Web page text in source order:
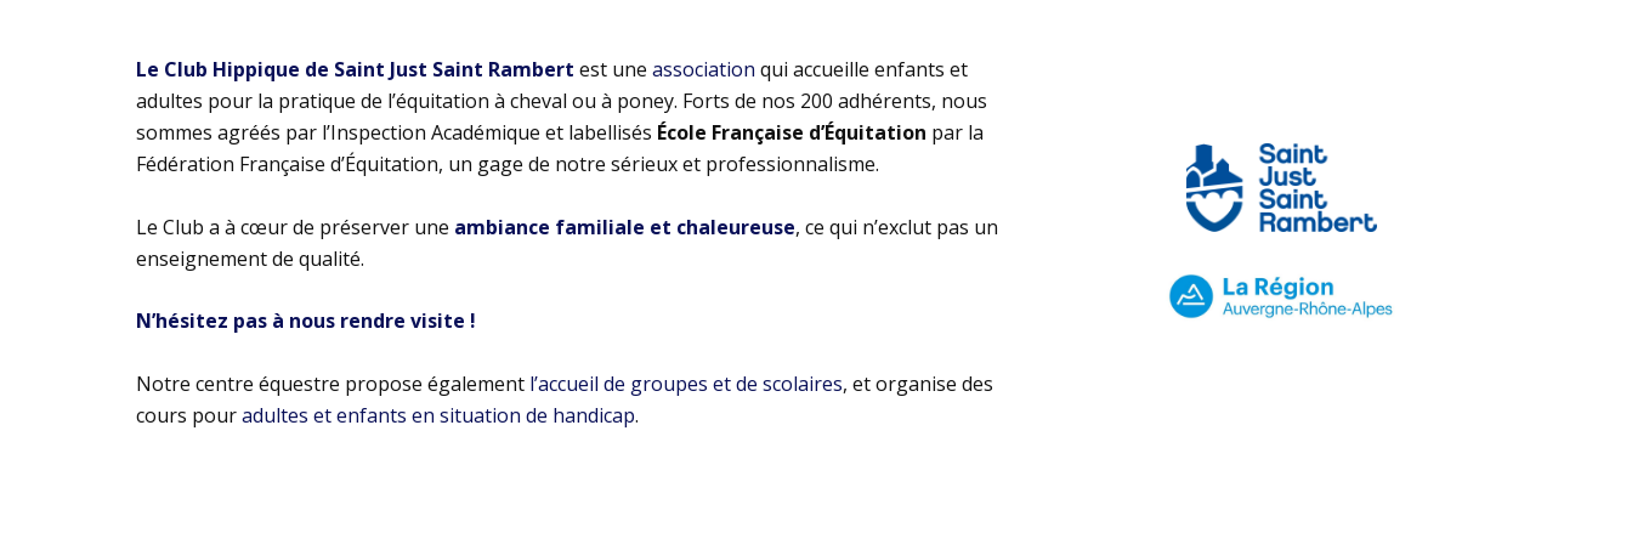
Le Club Hippique de Saint Just Saint Rambert est une association qui accueille enfants et
adultes pour la pratique de l’équitation à cheval ou à poney. Forts de nos 200 adhérents, nous
sommes agréés par l’Inspection Académique et labellisés École Française d’Équitation par la
Fédération Française d’Équitation, un gage de notre sérieux et professionnalisme.
Le Club a à cœur de préserver une ambiance familiale et chaleureuse, ce qui n’exclut pas un
enseignement de qualité.
N’hésitez pas à nous rendre visite !
Notre centre équestre propose également l’accueil de groupes et de scolaires, et organise des
cours pouradultes et enfants en situation de handicap.